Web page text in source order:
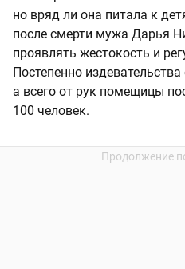
но вряд ли она питала к
после смерти мужа Дарья
проявлять жестокость и
Постепенно
а всего от рук помещицы
100 человек.